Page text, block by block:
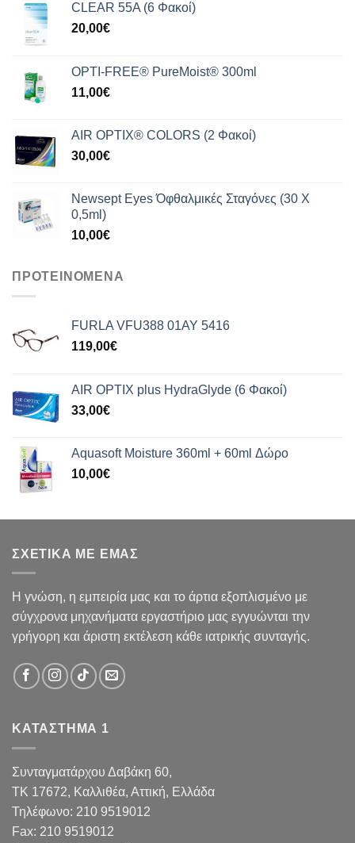
CLEAR 55A (6 Φακοί)
20,00€
OPTI-FREE® PureMoist® 300ml
11,00€
AIR OPTIX® COLORS (2 Φακοί)
30,00€
Newsept Eyes Όφθαλμικές Σταγόνες (30 Χ
0,5ml)
10,00€
ΠΡΟΤΕΙΝΟΜΕΝΑ
FURLA VFU388 01AY 5416
119,00€
AIR OPTIX plus HydraGlyde (6 Φακοί)
33,00€
Aquasoft Moisture 360ml + 60ml Δώρο
10,00€
ΣΧΕΤΙΚΑ ΜΕ ΕΜΑΣ
Η γνώση, η εμπειρία μας και το άρτια εξοπλισμένο με
σύγχρονα μηχανήματα εργαστήριο μας εγγυώνται την
γρήγορη και άριστη εκτέλεση κάθε ιατρικής συνταγής.
ΚΑΤΑΣΤΗΜΑ 1
Συνταγματάρχου Δαβάκη 60,
TK 17672, Καλλιθέα, Αττική, Ελλάδα
Τηλέφωνο: 210 9519012
Fax: 210 9519012